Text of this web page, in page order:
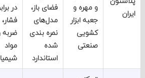
و مهره و
جعبه ابزار
فضای باز،
مدل‌های
نمره ‌بندی
‌شده
استاندارد
در برابر
فشار،
ضربه و
شیمیایی